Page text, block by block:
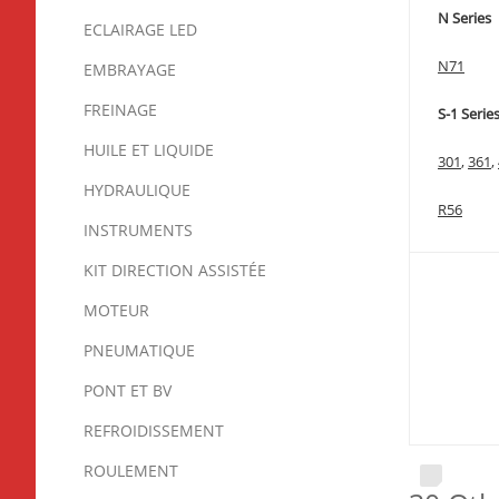
ECLAIRAGE LED
EMBRAYAGE
FREINAGE
HUILE ET LIQUIDE
HYDRAULIQUE
INSTRUMENTS
KIT DIRECTION ASSISTÉE
MOTEUR
PNEUMATIQUE
PONT ET BV
REFROIDISSEMENT
ROULEMENT
N Series
N71
S-1 Series
301,361,
R56